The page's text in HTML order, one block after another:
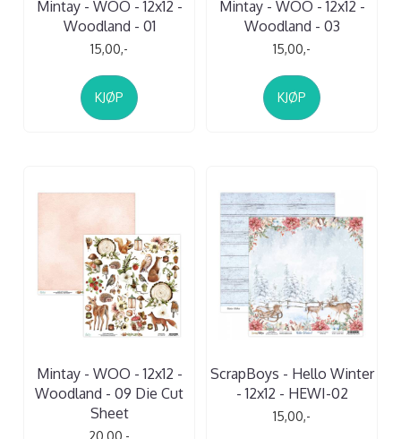
Mintay - WOO - 12x12 -
Woodland - 01
15,00,-
KJØP
Mintay - WOO - 12x12 -
Woodland - 03
15,00,-
KJØP
Mintay - WOO - 12x12 -
Woodland - 09 Die Cut
Sheet
20,00,-
ScrapBoys - Hello Winter
- 12x12 - HEWI-02
15,00,-